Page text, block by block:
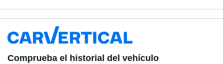
Comprueba el historial del vehículo